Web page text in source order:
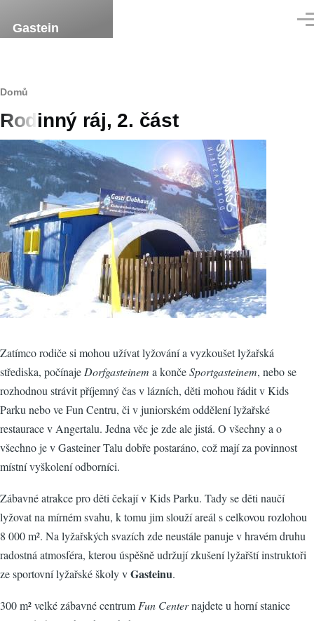
Gastein
Drobečková
navigace
Domů
Rodinný ráj, 2. část
Zatímco rodiče si mohou užívat lyžování a vyzkoušet lyžařská
střediska, počínaje Dorfgasteinem a končeSportgasteinem, nebo se
rozhodnou strávit příjemný čas v lázních, děti mohou řádit v Kids
Parku nebo ve Fun Centru, či v juniorském oddělení lyžařské
restaurace v Angertalu. Jedna věc je zde ale jistá. O všechny a o
všechno je v Gasteiner Talu dobře postaráno, což mají za povinnost
místní vyškolení odborníci.
Zábavné atrakce pro děti čekají v Kids Parku. Tady se děti naučí
lyžovat na mírném svahu, k tomu jim slouží areál s celkovou rozlohou
8 000 m². Na lyžařských svazích zde neustále panuje v hravém druhu
radostná atmosféra, kterou úspěšně udržují zkušení lyžařští instruktoři
ze sportovní lyžařské školy vGasteinu.
300 m² velké zábavné centrum Fun Centernajdete u horní stanice